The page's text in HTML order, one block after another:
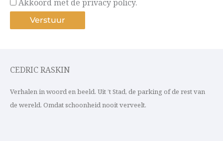
Akkoord met de privacy policy.
CEDRIC RASKIN
Verhalen in woord en beeld. Uit ’t Stad, de parking of de rest van
de wereld. Omdat schoonheid nooit verveelt.